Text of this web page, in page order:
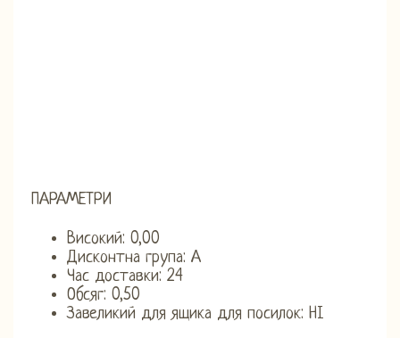
ПАРАМЕТРИ
Високий: 0,00
Дисконтна група: А
Час доставки: 24
Обсяг: 0,50
Завеликий для ящика для посилок: НІ